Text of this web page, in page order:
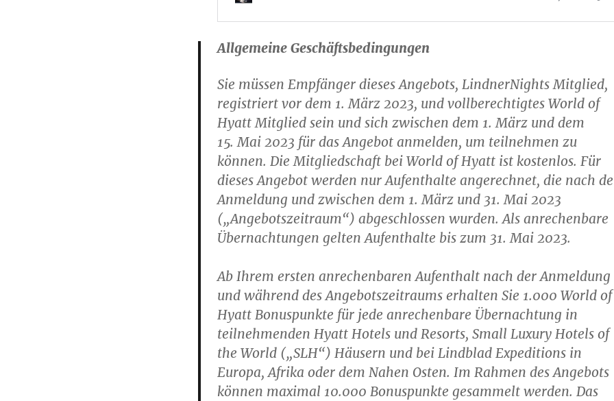
Allgemeine Geschäftsbedingungen
Sie müssen Empfänger dieses Angebots, LindnerNights Mitglied,
registriert vor dem 1. März 2023, und vollberechtigtes World of
Hyatt Mitglied sein und sich zwischen dem 1. März und dem
15. Mai 2023 für das Angebot anmelden, um teilnehmen zu
können. Die Mitgliedschaft bei World of Hyatt ist kostenlos. Für
dieses Angebot werden nur Aufenthalte angerechnet, die nach
Anmeldung und zwischen dem 1. März und 31. Mai 2023
(„Angebotszeitraum“) abgeschlossen wurden. Als anrechenbare
Übernachtungen gelten Aufenthalte bis zum 31. Mai 2023.
Ab Ihrem ersten anrechenbaren Aufenthalt nach der Anmeldung
und während des Angebotszeitraums erhalten Sie 1.000 World of
Hyatt Bonuspunkte für jede anrechenbare Übernachtung in
teilnehmenden Hyatt Hotels und Resorts, Small Luxury Hotels of
the World („SLH“) Häusern und bei Lindblad Expeditions in
Europa, Afrika oder dem Nahen Osten. Im Rahmen des Angebots
können maximal 10.000 Bonuspunkte gesammelt werden. Das